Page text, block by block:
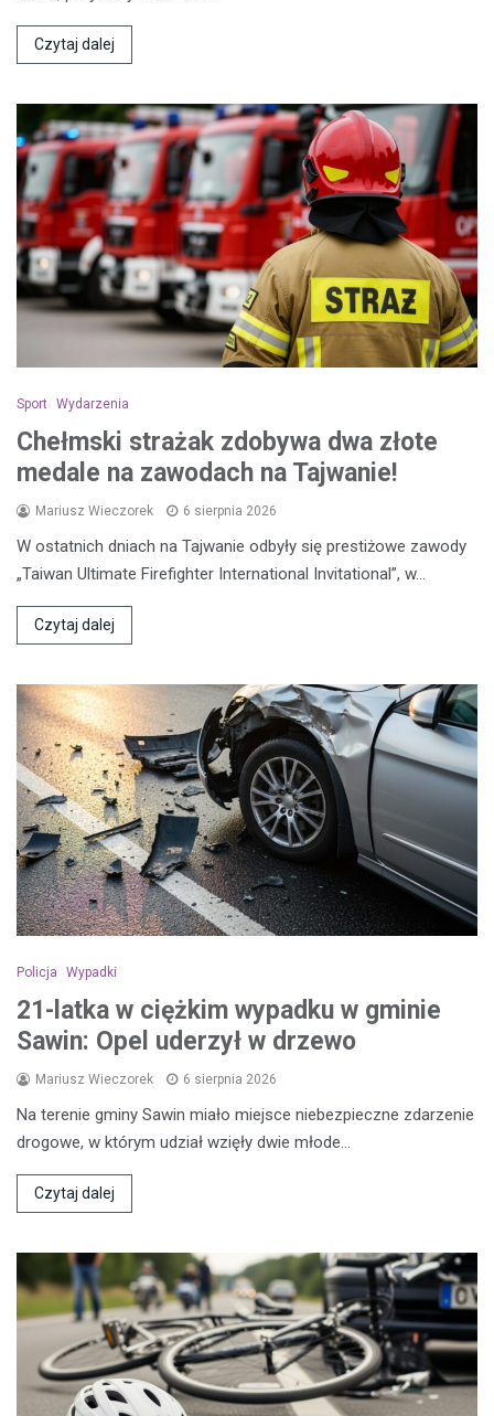
Czytaj dalej
Sport Wydarzenia
Chełmski strażak zdobywa dwa złote
medale na zawodach na Tajwanie!
Mariusz Wieczorek 6 sierpnia 2026
W ostatnich dniach na Tajwanie odbyły się prestiżowe zawody
„Taiwan Ultimate Firefighter International Invitational”, w…
Czytaj dalej
Policja Wypadki
21-latka w ciężkim wypadku w gminie
Sawin: Opel uderzył w drzewo
Mariusz Wieczorek 6 sierpnia 2026
Na terenie gminy Sawin miało miejsce niebezpieczne zdarzenie
drogowe, w którym udział wzięły dwie młode…
Czytaj dalej